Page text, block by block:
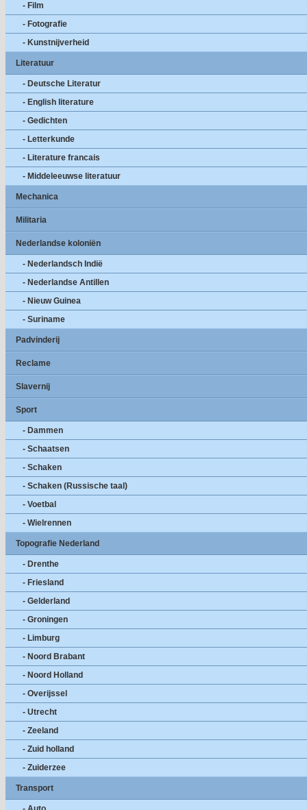
- Film
- Fotografie
- Kunstnijverheid
Literatuur
- Deutsche Literatur
- English literature
- Gedichten
- Letterkunde
- Literature francais
- Middeleeuwse literatuur
Mechanica
Militaria
Nederlandse koloniën
- Nederlandsch Indië
- Nederlandse Antillen
- Nieuw Guinea
- Suriname
Padvinderij
Reclame
Slavernij
Sport
- Dammen
- Schaatsen
- Schaken
- Schaken (Russische taal)
- Voetbal
- Wielrennen
Topografie Nederland
- Drenthe
- Friesland
- Gelderland
- Groningen
- Limburg
- Noord Brabant
- Noord Holland
- Overijssel
- Utrecht
- Zeeland
- Zuid holland
- Zuiderzee
Transport